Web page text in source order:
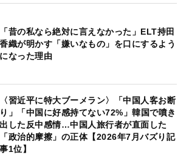
「昔の私なら絶対に言えなかった」ELT持田
香織が明かす「嫌いなもの」を口にするよう
になった理由
〈習近平に特大ブーメラン〉「中国人客お断
り」「中国に好感持てない72%」韓国で噴き
出した反中感情…中国人旅行者が直面した
「政治的摩擦」の正体【2026年7月バズり記
事1位】